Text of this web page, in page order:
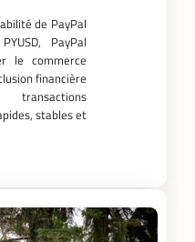
infrastructures
de 70
d’énergie de
data center à